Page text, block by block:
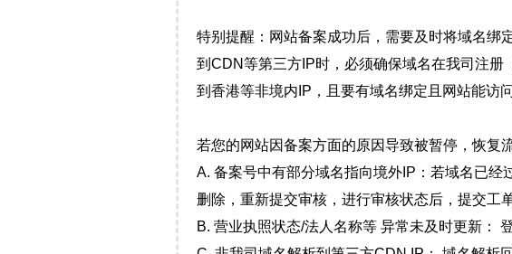
特别提醒：网站备案成功后，需要及时将域名绑
到CDN等第三方IP时，必须确保域名在我司注
到香港等非境内IP，且要有域名绑定且网站能访
若您的网站因备案方面的原因导致被暂停，恢复
A. 备案号中有部分域名指向境外IP：若域名已经
删除，重新提交审核，进行审核状态后，提交工
B. 营业执照状态/法人名称等 异常未及时更新：